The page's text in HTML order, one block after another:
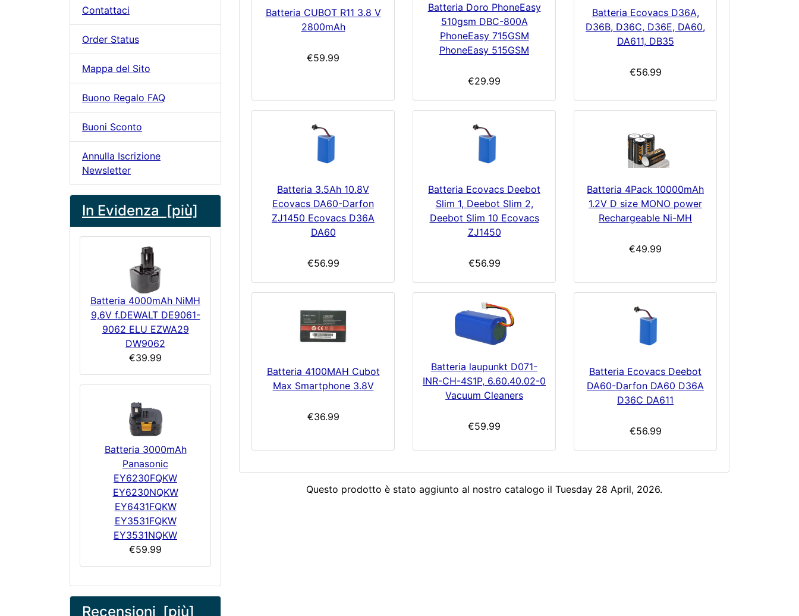
Contattaci
Order Status
Mappa del Sito
Buono Regalo FAQ
Buoni Sconto
Annulla Iscrizione
Newsletter
In Evidenza [più]
Batteria 4000mAh NiMH
9,6V f.DEWALT DE9061-
9062 ELU EZWA29
DW9062
€39.99
Batteria 3000mAh
Panasonic
EY6230FQKW
EY6230NQKW
EY6431FQKW
EY3531FQKW
EY3531NQKW
€59.99
Recensioni [più]
Batteria CUBOT R11 3.8 V
2800mAh
€59.99
Batteria Doro PhoneEasy
510gsm DBC-800A
PhoneEasy 715GSM
PhoneEasy 515GSM
€29.99
Batteria Ecovacs D36A,
D36B, D36C, D36E, DA60,
DA611, DB35
€56.99
Batteria 3.5Ah 10.8V
Ecovacs DA60-Darfon
ZJ1450 Ecovacs D36A
DA60
€56.99
Batteria Ecovacs Deebot
Slim 1, Deebot Slim 2,
Deebot Slim 10 Ecovacs
ZJ1450
€56.99
Batteria 4Pack 10000mAh
1.2V D size MONO power
Rechargeable Ni-MH
€49.99
Batteria 4100MAH Cubot
Max Smartphone 3.8V
€36.99
Batteria laupunkt D071-
INR-CH-4S1P, 6.60.40.02-0
Vacuum Cleaners
€59.99
Batteria Ecovacs Deebot
DA60-Darfon DA60 D36A
D36C DA611
€56.99
Questo prodotto è stato aggiunto al nostro catalogo il Tuesday 28 April, 2026.